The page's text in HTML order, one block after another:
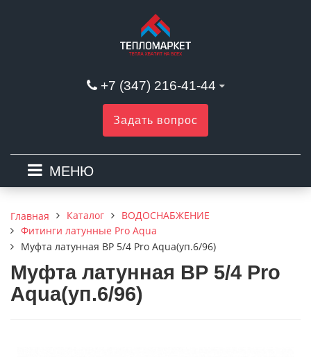
+7 (347) 216-41-44
Задать вопрос
МЕНЮ
Главная Каталог
ВОДОСНАБЖЕНИЕ
Фитинги латунные Pro Aqua
Муфта латунная ВР 5/4 Pro Aqua(уп.6/96)
Муфта латунная ВР 5/4 Pro
Aqua(уп.6/96)